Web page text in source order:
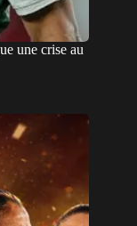
une crise au